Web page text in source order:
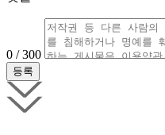
0 / 300